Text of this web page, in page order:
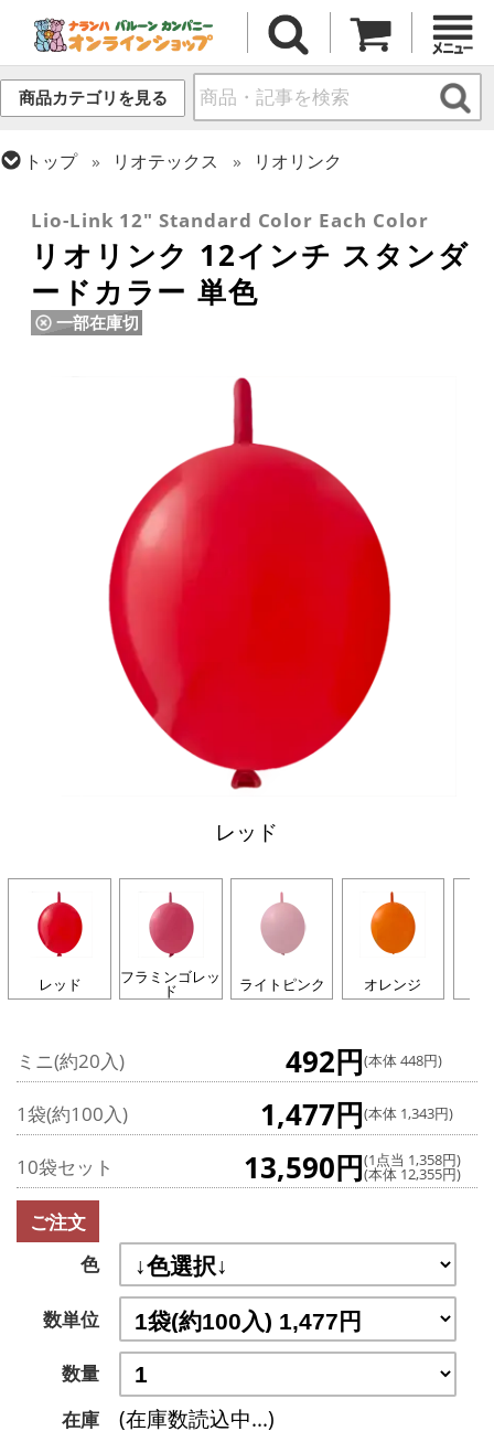
商品カテゴリを見る
トップ リオテックス
リオリンク
Lio-Link 12" Standard Color Each Color
リオリンク 12インチ スタンダ
ードカラー 単色
一部在庫切
レッド
レッド フラミンゴレッ
ド ライトピンク オレンジ
ミニ(約20入) 492円(本体 448円)
1袋(約100入) 1,477円(本体 1,343円)
10袋セット 13,590円(1点当 1,358円)
(本体 12,355円)
ご注文
色
数単位
数量
在庫
(在庫数読込中...)